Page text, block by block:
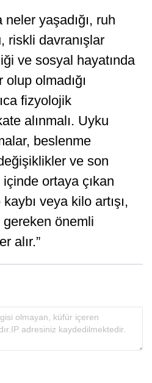
yaşadığı, ruh
riskli davranışlar
ve sosyal hayatında
olmadığı
fizyolojik
alınmalı. Uyku
beslenme
ve son
ortaya çıkan
veya kilo artışı,
gereken önemli
alır.”